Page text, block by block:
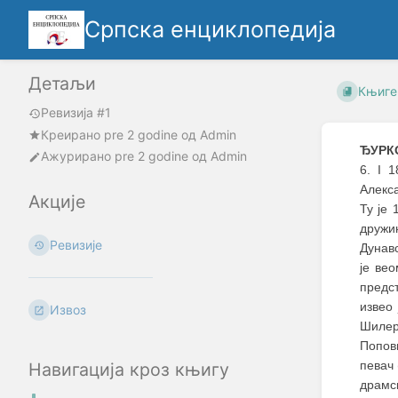
Српска енциклопедија
Детаљи
Ревизија #1
Креирано pre 2 godine oд Admin
Ажурирано pre 2 godine од Admin
Акције
Ревизије
Извоз
Навигација кроз књигу
Књиге
6. I
Ту је
је
певач